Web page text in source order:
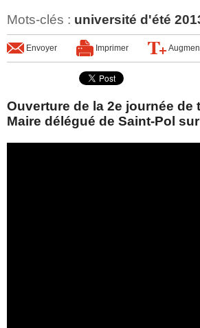
Mots-clés : université d'été
Envoyer Imprimer
Ouverture de la 2e journée
Maire délégué de Saint-Pol sur